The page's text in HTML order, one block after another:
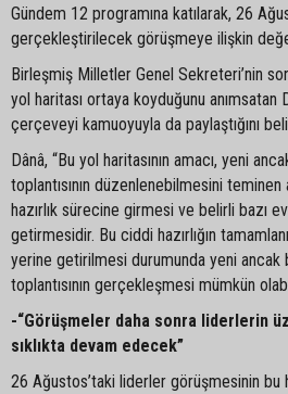
Gündem 12 programına katılarak, 26
gerçekleştirilecek görüşmeye ilişkin
Birleşmiş Milletler Genel Sekreteri’nin
yol haritası ortaya koyduğunu anımsatan
çerçeveyi kamuoyuyla da paylaştığını
Dânâ, “Bu yol haritasının amacı, yeni
toplantısının düzenlenebilmesini
hazırlık sürecine girmesi ve belirli bazı
getirmesidir. Bu ciddi hazırlığın
yerine getirilmesi durumunda yeni ancak
toplantısının gerçekleşmesi mümkün
-“Görüşmeler daha sonra liderlerin
sıklıkta devam edecek”
26 Ağustos’taki liderler görüşmesinin bu